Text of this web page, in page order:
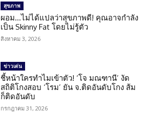
สุขภาพ
ผอม…ไม่ได้แปลว่าสุขภาพดี! คุณอาจกำลัง
เป็น Skinny Fat โดยไม่รู้ตัว
สิงหาคม 3, 2026
ข่าวเด่น
ชี้หน้าใครทำไมเข้าตัว! ‘โจ มณฑานี’ งัด
สถิติโกงสอบ ‘โรม’ ยัน จ.ติดอันดับโกง ส้ม
ก็ติดอันดับ
กรกฎาคม 31, 2026